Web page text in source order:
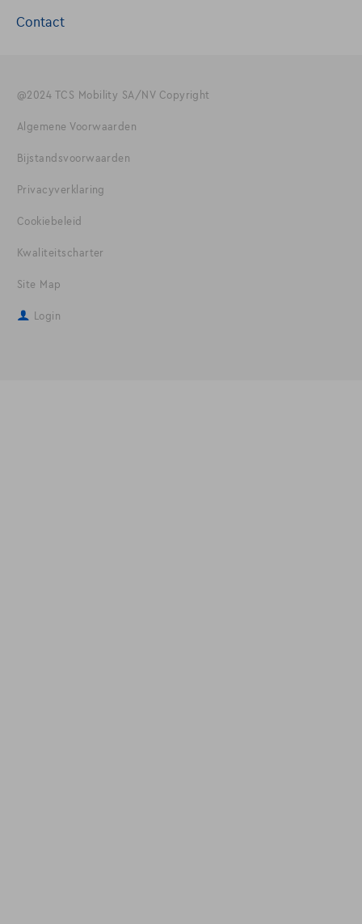
Contact
@2024 TCS Mobility SA/NV Copyright
Algemene Voorwaarden
Bijstandsvoorwaarden
Privacyverklaring
Cookiebeleid
Kwaliteitscharter
Site Map
Login